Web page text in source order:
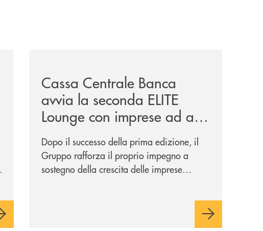
Cassa Centrale Banca
avvia la seconda ELITE
Lounge con imprese ad alto
potenziale
Dopo il successo della prima edizione, il
Gruppo rafforza il proprio impegno a
sostegno della crescita delle imprese